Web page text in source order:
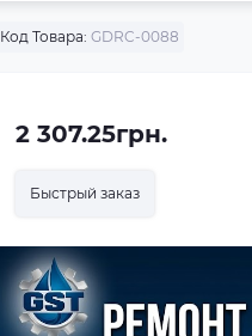
Код Товара: GDRC-0088
2 307.25грн.
Быстрый заказ